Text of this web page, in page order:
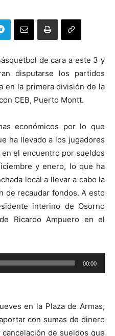
de cara a este 3 y
disputarse los partidos
en la primera división de la
CEB, Puerto Montt.
económicos por lo que
ha llevado a los jugadores
el encuentro por sueldos
y enero, lo que ha
local a llevar a cabo la
de recaudar fondos. A esto
interino de Osorno
Ricardo Ampuero en el
00:00
en la Plaza de Armas,
con sumas de dinero
de sueldos que